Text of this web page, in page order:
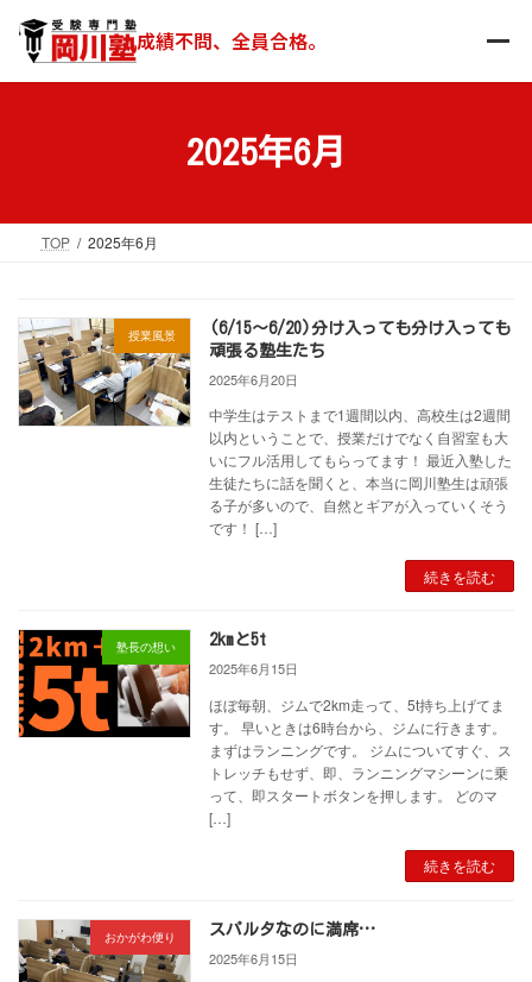
ン
ッ
ー
移
成績不問、全員合格。
2025年6月
TOP 2025年6月
授業風景
(6/15～6/20)分け入っても分け入っても
頑張る塾生たち
2025年6月20日
中学生はテストまで1週間以内、高校生は2週間
以内ということで、授業だけでなく自習室も大
いにフル活用してもらってます！ 最近入塾した
生徒たちに話を聞くと、本当に岡川塾生は頑張
る子が多いので、自然とギアが入っていくそう
です！ […]
続きを読む
塾長の想い 2kmと5t
2025年6月15日
ほぼ毎朝、ジムで2km走って、5t持ち上げてま
す。 早いときは6時台から、ジムに行きます。
まずはランニングです。 ジムについてすぐ、ス
トレッチもせず、即、ランニングマシーンに乗
って、即スタートボタンを押します。 どのマ
[…]
続きを読む
おかがわ便り スパルタなのに満席…
2025年6月15日